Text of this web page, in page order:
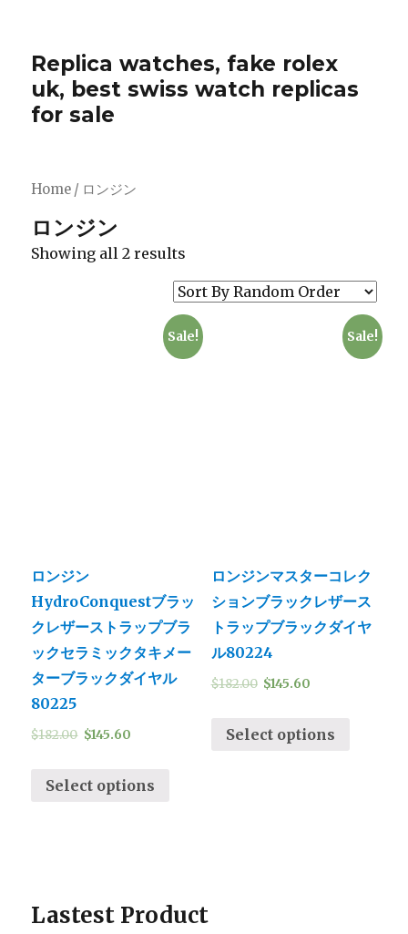
Replica watches, fake rolex
uk, best swiss watch replicas
for sale
Home / ロンジン
ロンジン
Showing all 2 results
Sale!
ロンジン
HydroConquestブラッ
クレザーストラップブラ
ックセラミックタキメー
ターブラックダイヤル
80225
$182.00 $145.60
Select options
Sale!
ロンジンマスターコレク
ションブラックレザース
トラップブラックダイヤ
ル80224
$182.00 $145.60
Select options
Lastest Product